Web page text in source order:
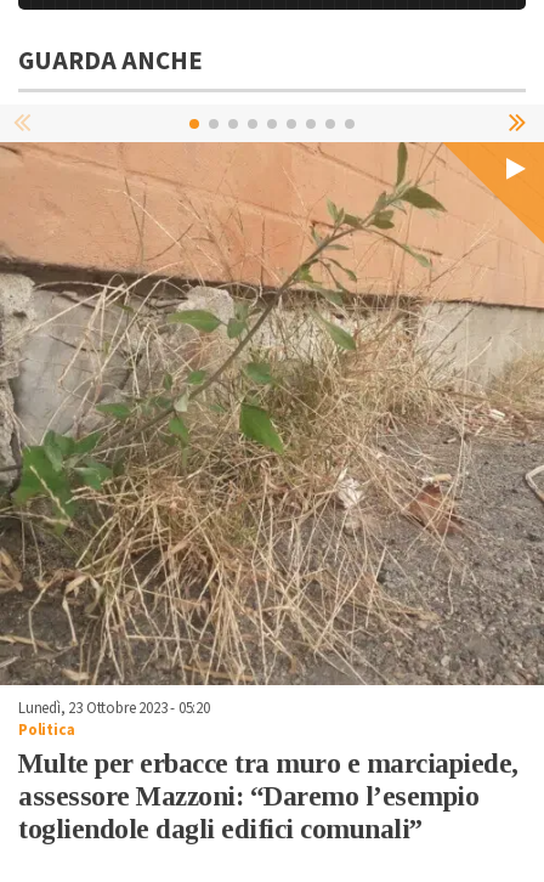
GUARDA ANCHE
Lunedì, 23 Ottobre 2023 - 05:20
Politica
Multe per erbacce tra muro e marciapiede,
assessore Mazzoni: “Daremo l’esempio
togliendole dagli edifici comunali”